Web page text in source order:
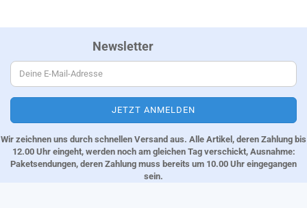
Newsletter
Wir zeichnen uns durch schnellen Versand aus. Alle Artikel, deren Zahlung bis
12.00 Uhr eingeht, werden noch am gleichen Tag verschickt, Ausnahme:
Paketsendungen, deren Zahlung muss bereits um 10.00 Uhr eingegangen
sein.